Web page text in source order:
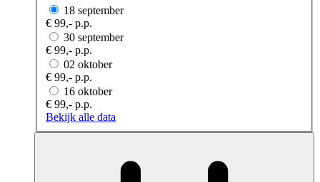
18 september
€ 99,- p.p.
30 september
€ 99,- p.p.
02 oktober
€ 99,- p.p.
16 oktober
€ 99,- p.p.
Bekijk alle data